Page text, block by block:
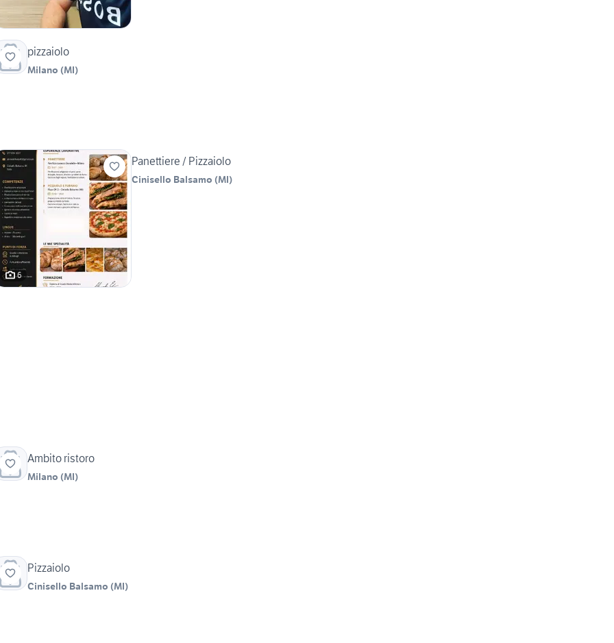
pizzaiolo
Milano (MI)
6
Panettiere / Pizzaiolo
Cinisello Balsamo (MI)
Ambito ristoro
Milano (MI)
Pizzaiolo
Cinisello Balsamo (MI)